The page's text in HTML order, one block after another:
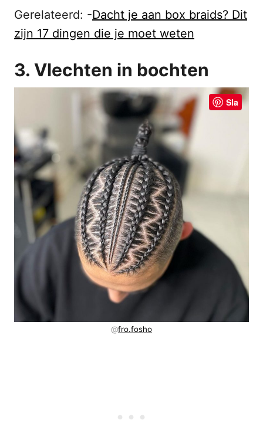
Gerelateerd: -Dacht je aan box braids? Dit
zijn 17 dingen die je moet weten
3. Vlechten in bochten
Sla
@fro.fosho